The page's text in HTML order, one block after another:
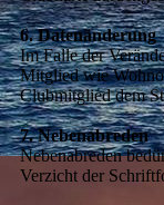
6. Datenänderung
Im Falle der
Mitglied wie
Clubmitglied dem
7. Nebenabreden
Nebenabreden
Verzicht der